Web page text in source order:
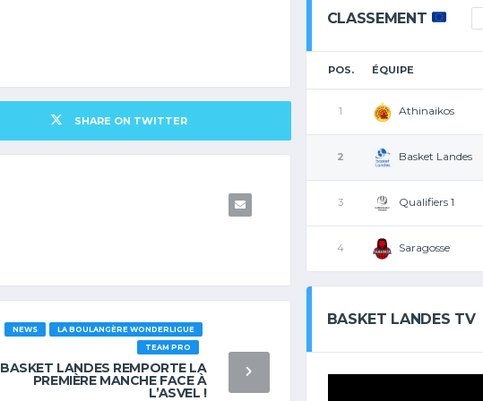
SHARE ON TWITTER
LA BOULANGÈRE WONDERLIGUE
NEWS
TEAM PRO
BASKET LANDES REMPORTE LA
PREMIÈRE MANCHE FACE À
L’ASVEL !
CLASSEMENT
POS. ÉQUIPE
1 Athinaikos
2 Basket Landes
3 Qualifiers 1
4 Saragosse
BASKET LANDES TV